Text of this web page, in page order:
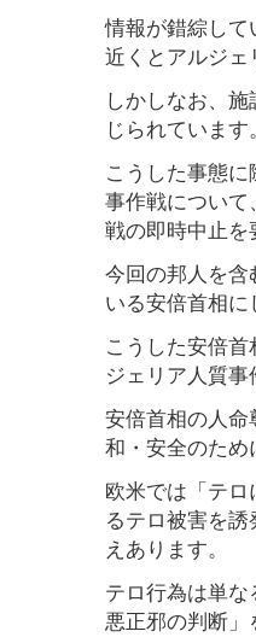
情報が錯綜し
近くとアルジ
しかしなお、
じられていま
こうした事態
事作戦につい
戦の即時中止
今回の邦人を
いる安倍首相に
こうした安倍
ジェリア人質
安倍首相の人
和・安全のため
欧米では「テ
るテロ被害を
えあります。
テロ行為は単
悪正邪の判断」